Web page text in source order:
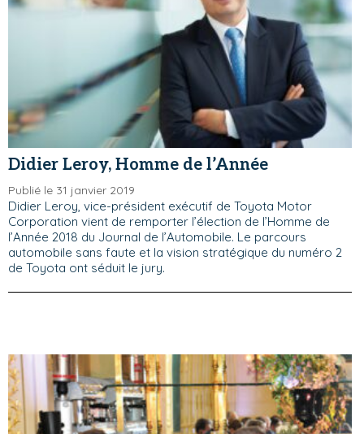
Didier Leroy, Homme de l’Année
Publié le 31 janvier 2019
Didier Leroy, vice-président exécutif de Toyota Motor
Corporation vient de remporter l’élection de l’Homme de
l’Année 2018 du Journal de l’Automobile. Le parcours
automobile sans faute et la vision stratégique du numéro 2
de Toyota ont séduit le jury.